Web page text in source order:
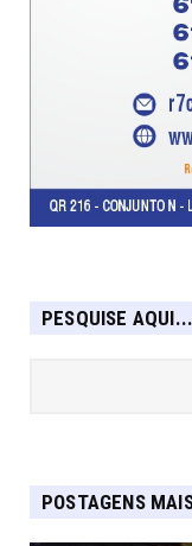
PESQUISE AQUI...
POSTAGENS